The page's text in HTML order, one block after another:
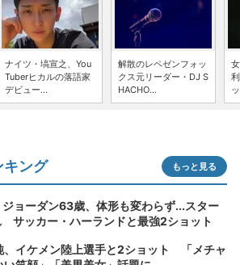
ナイツ・塙宣之、You
Tuberヒカルの落語家
デビュー...
解散のレペゼンフォッ
クス元リーダー・DJ S
HACHO...
キング もっと見る
ョーダン63歳、体形も変わらず...スター
サッカー・ハーランドと最強2ショット
、イケメン陸上選手と2ショット 「メチャ